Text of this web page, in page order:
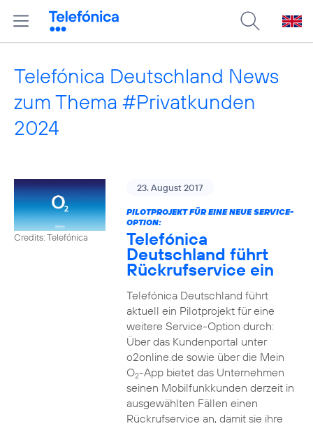
Telefónica Deutschland News
zum Thema #Privatkunden
2024
Credits: Telefónica
23. August 2017
PILOTPROJEKT FÜR EINE NEUE SERVICE-
OPTION:
Telefónica
Deutschland führt
Rückrufservice ein
Telefónica Deutschland führt
aktuell ein Pilotprojekt für eine
weitere Service-Option durch:
Über das Kundenportal unter
o2online.de sowie über die Mein
O2-App bietet das Unternehmen
seinen Mobilfunkkunden derzeit in
ausgewählten Fällen einen
Rückrufservice an, damit sie ihre